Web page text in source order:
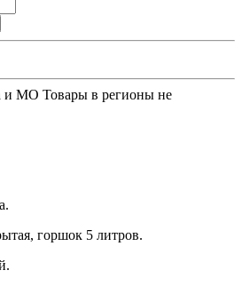
и МО Товары в регионы не
горшок 5 литров.